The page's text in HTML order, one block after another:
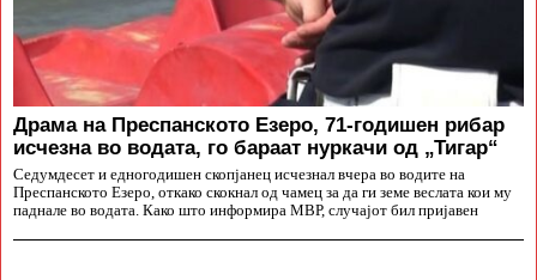
Драма на Преспанското Езеро, 71-годишен рибар
исчезна во водата, го бараат нуркачи од „Тигар“
Седумдесет и едногодишен скопјанец исчезнал вчера во водите на
Преспанското Езеро, откако скокнал од чамец за да ги земе веслата кои му
паднале во водата. Како што информира МВР, случајот бил пријавен